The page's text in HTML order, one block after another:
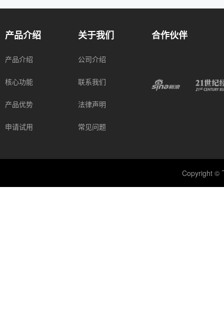
产品介绍
产品介绍
核心功能
产品优势
申请试用
关于我们
公司介绍
联系我们
法律声明
常见问题
合作伙伴
Copyright ©